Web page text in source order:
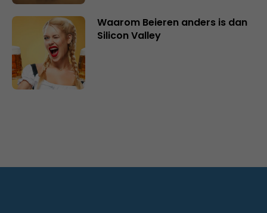
Waarom Beieren anders is dan
Silicon Valley